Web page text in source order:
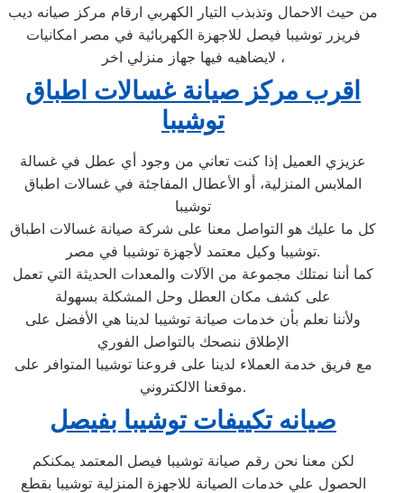
من حيث الاحمال وتذبذب التيار الكهربي ارقام مركز صيانه ديب
فريزر توشيبا فيصل للاجهزة الكهربائية في مصر امكانيات
لايضاهيه فيها جهاز منزلي اخر ،
اقرب مركز صيانة غسالات اطباق
توشيبا
عزيزي العميل إذا كنت تعاني من وجود أي عطل في غسالة
الملابس المنزلية، أو الأعطال المفاجئة في غسالات اطباق
توشيبا
كل ما عليك هو التواصل معنا على شركة صيانة غسالات اطباق
توشيبا وكيل معتمد لأجهزة توشيبا في مصر.
كما أننا نمتلك مجموعة من الآلات والمعدات الحديثة التي تعمل
على كشف مكان العطل وحل المشكلة بسهولة
ولأننا نعلم بأن خدمات صيانة توشيبا لدينا هي الأفضل على
الإطلاق ننصحك بالتواصل الفوري
مع فريق خدمة العملاء لدينا على فروعنا توشيبا المتوافر على
موقعنا الالكتروني.
صيانه تكييفات توشيبا بفيصل
لكن معنا نحن رقم صيانة توشيبا فيصل المعتمد يمكنكم
الحصول علي خدمات الصيانة للاجهزة المنزلية توشيبا بقطع